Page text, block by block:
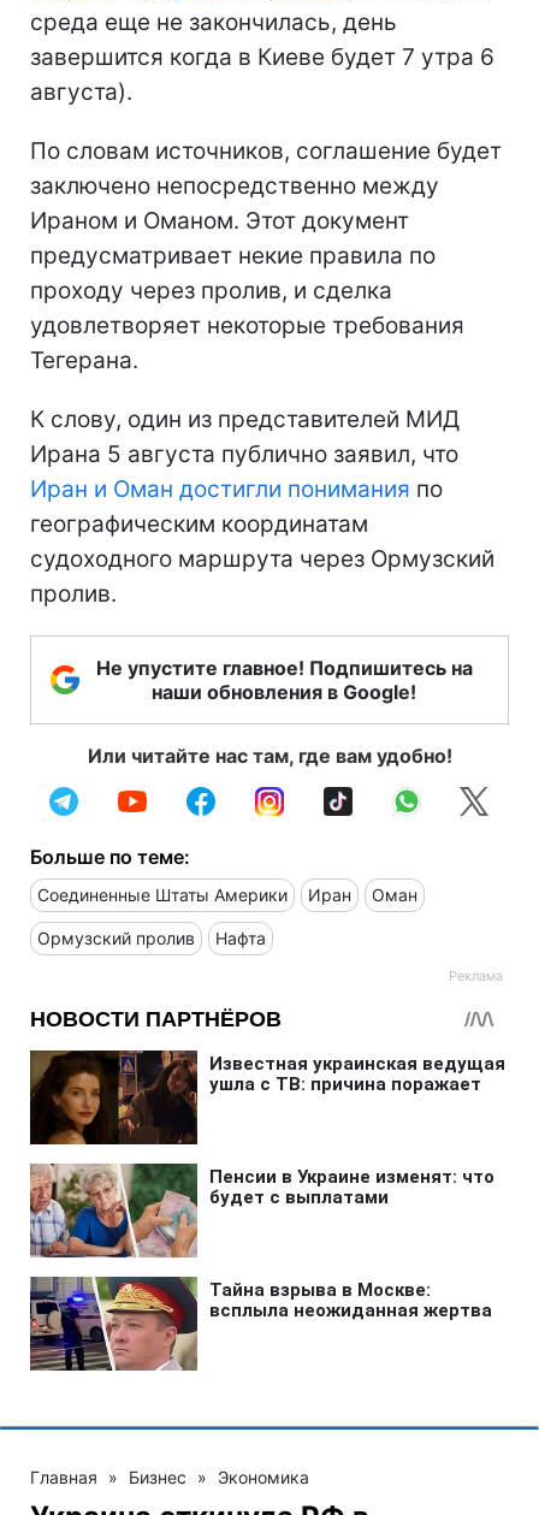
среда еще не закончилась, день
завершится когда в Киеве будет 7 утра 6
августа).
По словам источников, соглашение будет
заключено непосредственно между
Ираном и Оманом. Этот документ
предусматривает некие правила по
проходу через пролив, и сделка
удовлетворяет некоторые требования
Тегерана.
К слову, один из представителей МИД
Ирана 5 августа публично заявил, что
Иран и Оман достигли понимания по
географическим координатам
судоходного маршрута через Ормузский
пролив.
Не упустите главное! Подпишитесь на
наши обновления в Google!
Или читайте нас там, где вам удобно!
Больше по теме:
Соединенные Штаты Америки Иран Оман
Ормузский пролив Нафта
Главная » Бизнес » Экономика